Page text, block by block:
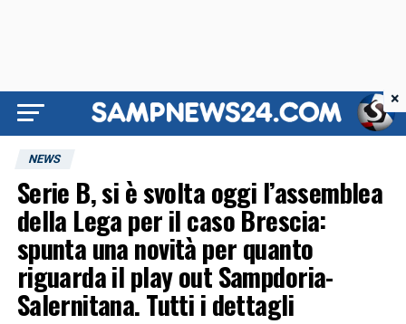
NEWS
Serie B, si è svolta oggi l’assemblea
della Lega per il caso Brescia:
spunta una novità per quanto
riguarda il play out Sampdoria-
Salernitana. Tutti i dettagli
×